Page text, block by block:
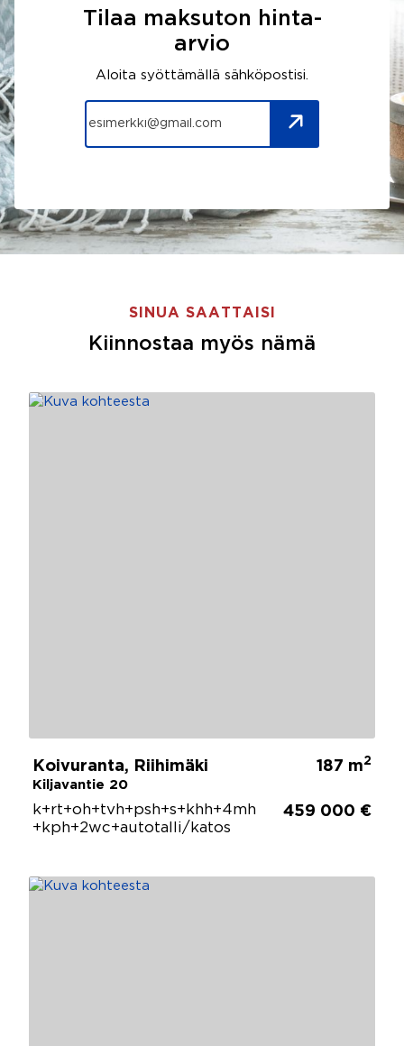
Tilaa maksuton hinta-
arvio
Aloita syöttämällä sähköpostisi.
SINUA SAATTAISI
Kiinnostaa myös nämä
Koivuranta, Riihimäki
Kiljavantie 20
187 m2
k+rt+oh+tvh+psh+s+khh+4mh
+kph+2wc+autotalli/katos
459 000 €